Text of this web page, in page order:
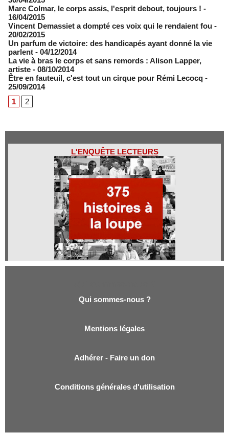
Marc Colmar, le corps assis, l'esprit debout, toujours ! -
16/04/2015
Vincent Demassiet a dompté ces voix qui le rendaient fou -
20/02/2015
Un parfum de victoire: des handicapés ayant donné la vie
parlent - 04/12/2014
La vie à bras le corps et sans remords : Alison Lapper,
artiste - 08/10/2014
Être en fauteuil, c'est tout un cirque pour Rémi Lecocq -
25/09/2014
1
2
L'ENQUÊTE LECTEURS
Qui sommes-nous ?
Mentions légales
Adhérer - Faire un don
Conditions générales d'utilisation